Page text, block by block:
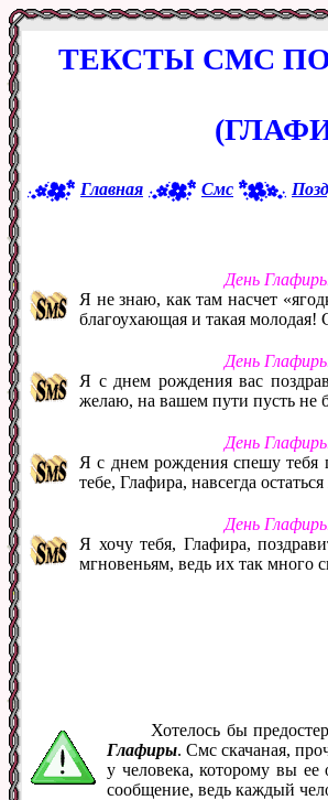
ТЕКСТЫ СМС
Главная Смс
День
Я не знаю, как там насчет
благоухающая и такая молодая!
День
Я с днем рождения вас
желаю, на вашем пути пусть не
День
Я с днем рождения спешу тебя
тебе, Глафира, навсегда
День
Я хочу тебя, Глафира,
мгновеньям, ведь их так много
Хотелось бы
Глафиры. Смс скачаная,
у человека, которому вы
сообщение, ведь каждый